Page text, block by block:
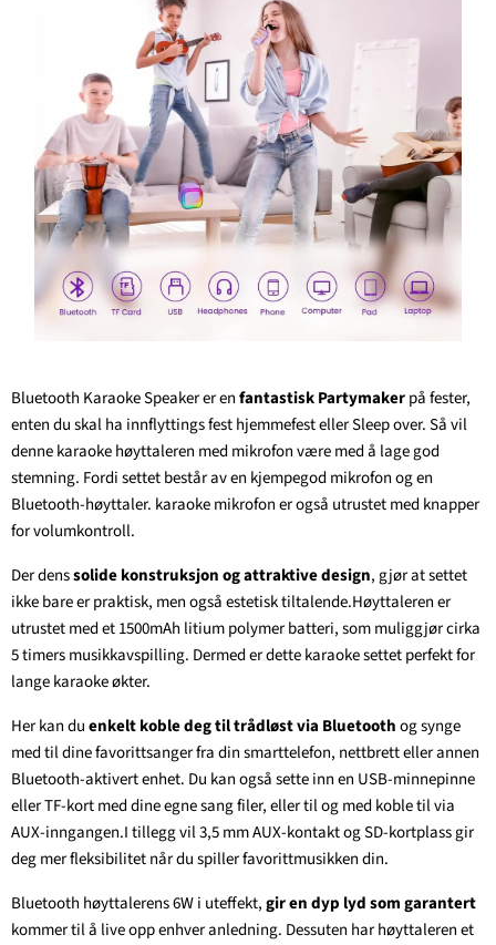
Bluetooth Karaoke Speaker er enfantastisk Partymakerpå fester,
enten du skal ha innflyttings fest hjemmefest eller Sleep over. Så vil
denne karaoke høyttaleren med mikrofon være med å lage god
stemning. Fordi settet består av en kjempegod mikrofon og en
Bluetooth-høyttaler. karaoke mikrofon er også utrustet med knapper
for volumkontroll.
Der denssolide konstruksjon og attraktive design, gjør at settet
ikke bare er praktisk, men også estetisk tiltalende.Høyttaleren er
utrustet med et 1500mAh litium polymer batteri, som muliggjør cirka
5 timers musikkavspilling. Dermed er dette karaoke settet perfekt for
lange karaoke økter.
Her kan duenkelt koble deg til trådløstvia Bluetoothog synge
med til dine favorittsanger fra din smarttelefon, nettbrett eller annen
Bluetooth-aktivert enhet. Du kan også sette inn en USB-minnepinne
eller TF-kort med dine egne sang filer, eller til og med koble til via
AUX-inngangen.I tillegg vil 3,5 mm AUX-kontakt og SD-kortplass gir
deg mer fleksibilitet når du spiller favorittmusikken din.
Bluetooth høyttalerens 6W i uteffekt,gir en dyp lyd som garantert
kommer til å live opp enhver anledning. Dessuten har høyttaleren et